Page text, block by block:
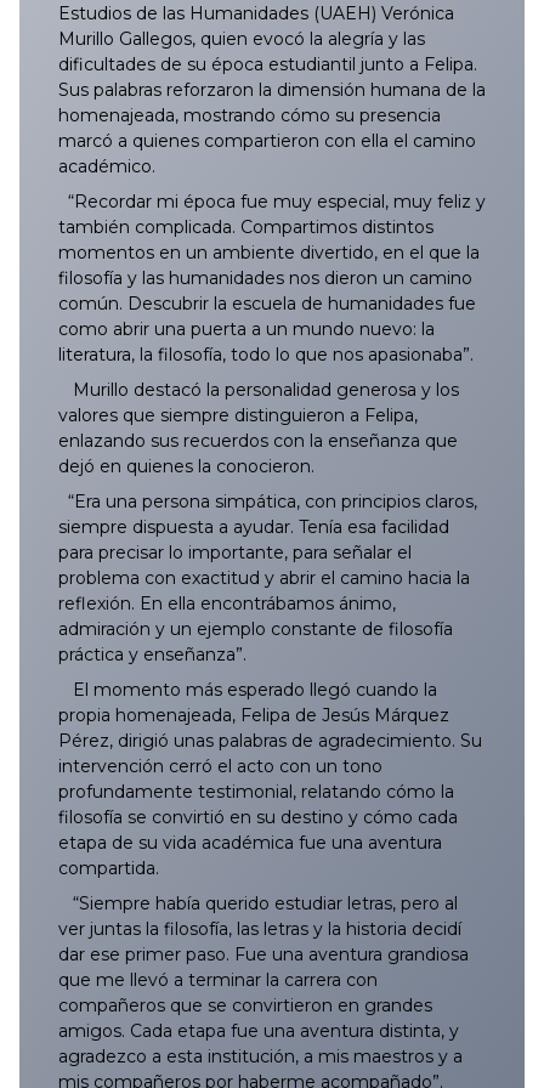
045/2025
046/2025
047/2025
048/2025
049/2025
050/2025
051/2025
052/2025
053/2025
054/2025
055/2025
056/2025
057/2025
058/2025
059/2025
060/2025
061/2025
062/2025
144/2025
145/2025
146/2025
147/2025
148/2025
149/2025
150/2025
151/2025
152/2025
153/2025
154/2025
155/2025
156/2025
157/2025
158/2025
159/2025
160/2025
161/2025
243/2025
244/2025
245/2025
246/2025
247/2025
248/2025
249/2025
250/2025
251/2025
252/2025
253/2025
254/2025
255/2025
256/2025
257/2025
258/2025
259/2025
260/2025
342/2025
343/2025
344/2025
345/2025
346/2025
347/2025
348/2025
349/2025
350/2025
351/2025
352/2025
353/2025
354/2025
355/2025
356/2025
357/2025
358/2025
359/2025
441/2025
442/2025
443/2025
444/2025
445/2025
446/2025
447/2025
448/2025
449/2025
450/2025
451/2025
453/2025
452/2025
454/2025
455/2025
456/2025
457/2025
458/2025
539/2025
540/2025
541/2025
542/2025
543/2025
545/2025
544/2025
546/2025
547/2025
548/2025
549/2025
550/2025
551/2025
552/2025
553/2025
554/2025
555/2025
556/2025
639/2025
640/2025
641/2025
642/2025
643/2025
644/2025
645/2025
646/2025
647/2025
648/2025
649/2025
650/2025
651/2025
652/2025
653/2025
654/2025
655/2025
656/2025
738/2025
739/2025
740/2025
741/2025
742/2025
743/2025
744/2025
745/2025
746/2025
747/2025
748/2025
749/2025
750/2025
751/2025
752/2025
753/2025
754/2025
755/2025
837/2025
838/2025
839/2025
840/2025
841/2025
842/2025
843/2025
844/2025
845/2025
846/2025
847/2025
848/2025
849/2025
850/2025
851/2025
852/2025
853/2025
854/2025
044/2026
045/2026
046/2026
047/2026
048/2026
049/2026
050/2026
051/2026
052/2026
053/2026
054/2026
055/2026
056/2026
057/2026
058/2026
059/2026
060/2026
061/2026
143/2026
144/2026
145/2026
146/2026
147/2026
148/2026
149/2026
150/2026
151/2026
152/2026
153/2026
154/2026
155/2026
156/2026
157/2026
158/2026
159/2026
160/2026
242/2026
243/2026
244/2026
245/2026
246/2026
247/2026
248/2026
249/2026
250/2026
251/2026
252/2026
253/2026
254/2026
255/2026
256/2026
257/2026
258/2026
259/2026
341/2026
342/2026
343/2026
344/2026
345/2026
346/2026
347/2026
348/2026
349/2026
350/2026
351/2026
352/2026
353/2026
354/2026
355/2026
356/2026
357/2026
358/2026
440/2026
441/2026
442/2026
443/2026
444/2026
445/2026
446/2026
447/2026
448/2026
449/2026
450/2026
451/2026
452/2026
453/2026
454/2026
455/2026
456/2026
457/2026
540/2026
541/2026
542/2026
543/2026
544/2026
545/2026
546/2026
547/2026
548/2026
549/2026
550/2026
551/2026
552/2026
553/2026
554/2026
555/2026
556/2026
557/2026
638/2026
639/2026
640/2026
641/2026
642/2026
643/2026
644/2026
645/2026
646/2026
647/2026
648/2026
649/2026
650/2026
651/2026
652/2026
653/2026
654/2026
655/2026
Estudios de las Humanidades (UAEH) Verónica
Murillo Gallegos, quien evocó la alegría y las
dificultades de su época estudiantil junto a Felipa.
Sus palabras reforzaron la dimensión humana de la
homenajeada, mostrando cómo su presencia
marcó a quienes compartieron con ella el camino
académico.
“Recordar mi época fue muy especial, muy feliz y
también complicada. Compartimos distintos
momentos en un ambiente divertido, en el que la
filosofía y las humanidades nos dieron un camino
común. Descubrir la escuela de humanidades fue
como abrir una puerta a un mundo nuevo: la
literatura, la filosofía, todo lo que nos apasionaba”.
Murillo destacó la personalidad generosa y los
valores que siempre distinguieron a Felipa,
enlazando sus recuerdos con la enseñanza que
dejó en quienes la conocieron.
“Era una persona simpática, con principios claros,
siempre dispuesta a ayudar. Tenía esa facilidad
para precisar lo importante, para señalar el
problema con exactitud y abrir el camino hacia la
reflexión. En ella encontrábamos ánimo,
admiración y un ejemplo constante de filosofía
práctica y enseñanza”.
El momento más esperado llegó cuando la
propia homenajeada, Felipa de Jesús Márquez
Pérez, dirigió unas palabras de agradecimiento. Su
intervención cerró el acto con un tono
profundamente testimonial, relatando cómo la
filosofía se convirtió en su destino y cómo cada
etapa de su vida académica fue una aventura
compartida.
“Siempre había querido estudiar letras, pero al
ver juntas la filosofía, las letras y la historia decidí
dar ese primer paso. Fue una aventura grandiosa
que me llevó a terminar la carrera con
compañeros que se convirtieron en grandes
amigos. Cada etapa fue una aventura distinta, y
agradezco a esta institución, a mis maestros y a
mis compañeros por haberme acompañado”.